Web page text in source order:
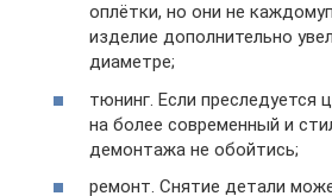
оплётки, но они не
изделие дополнительно
диаметре;
тюнинг. Если преследуется
на более современный и
демонтажа не обойтись;
ремонт. Снятие детали